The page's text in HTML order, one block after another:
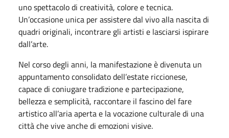
uno spettacolo di creatività, colore e tecnica.
Un’occasione unica per assistere dal vivo alla nascita di
quadri originali, incontrare gli artisti e lasciarsi ispirare
dall’arte.
Nel corso degli anni, la manifestazione è divenuta un
appuntamento consolidato dell’estate riccionese,
capace di coniugare tradizione e partecipazione,
bellezza e semplicità, raccontare il fascino del fare
artistico all’aria aperta e la vocazione culturale di una
città che vive anche di emozioni visive.